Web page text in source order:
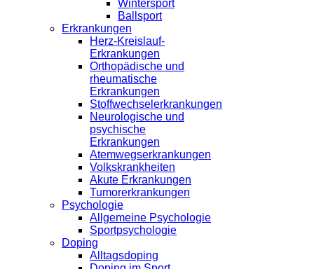
Wintersport
Ballsport
Erkrankungen
Herz-Kreislauf-
Erkrankungen
Orthopädische und
rheumatische
Erkrankungen
Stoffwechselerkrankungen
Neurologische und
psychische
Erkrankungen
Atemwegserkrankungen
Volkskrankheiten
Akute Erkrankungen
Tumorerkrankungen
Psychologie
Allgemeine Psychologie
Sportpsychologie
Doping
Alltagsdoping